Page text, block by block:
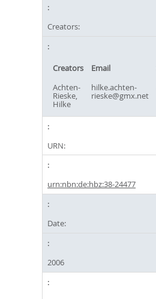
Creators:
Creators Email
Achten-
Rieske,
Hilke
hilke.achten-
rieske@gmx.net
URN:
urn:nbn:de:hbz:38-24477
Date:
2006